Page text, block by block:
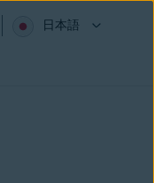
日本語